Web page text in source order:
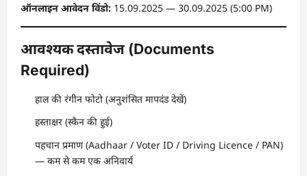
ऑनलाइन आवेदन विंडो: 15.09.2025 — 30.09.2025 (5:00 PM)
आवश्यक दस्तावेज (Documents
Required)
हाल की रंगीन फोटो (अनुशंसित मापदंड देखें)
हस्ताक्षर (स्कैन की हुई)
पहचान प्रमाण (Aadhaar / Voter ID / Driving Licence / PAN)
— कम से कम एक अनिवार्य